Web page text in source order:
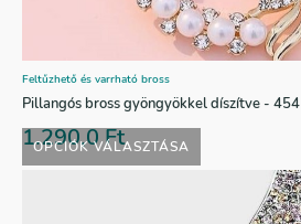
OPCIÓK VÁLASZTÁSA
Feltűzhető és varrható bross
Pillangós bross gyöngyökkel díszítve - 454
1.290,0Ft